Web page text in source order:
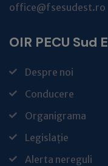
office@fsesudest.ro
OIR PECU Sud
Despre noi
Conducere
Organigrama
Legislație
Alerta nereguli